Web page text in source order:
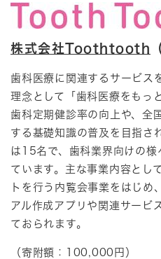
株式会社Toothtooth
歯科医療に関連するサービス
理念として「歯科医療をもっ
歯科定期健診率の向上や、全
する基礎知識の普及を目指さ
は15名で、歯科業界向けの
ています。主な事業内容とし
トを行う内覧会事業をはじめ
アル作成アプリや関連サービ
ておられます。
（寄附額：100,000円）